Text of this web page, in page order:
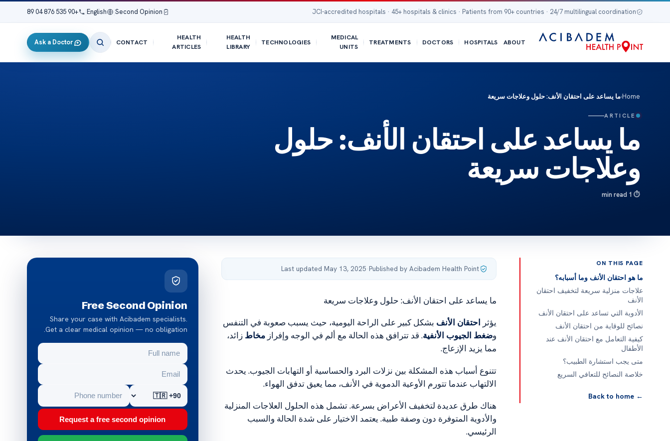
JCI-accredited hospitals · 45+ hospitals & clinics · Patients from 90+ countries · 24/7 multilingual coordination
Second Opinion
English
+90 535 876 04 89
ABOUT
HOSPITALS
DOCTORS
TREATMENTS
MEDICAL
UNITS
TECHNOLOGIES
HEALTH
LIBRARY
HEALTH
ARTICLES
CONTACT
Ask a Doctor
Home
›ما يساعد على احتقان الأنف: حلول وعلاجات سريعة
ARTICLE
ما يساعد على احتقان الأنف: حلول
وعلاجات سريعة
1 min read
ON THIS PAGE
ما هو احتقان الأنف وما أسبابه؟
علاجات منزلية سريعة لتخفيف احتقان
الأنف
الأدوية التي تساعد على احتقان الأنف
نصائح للوقاية من احتقان الأنف
كيفية التعامل مع احتقان الأنف عند
الأطفال
متى يجب استشارة الطبيب؟
خلاصة النصائح للتعافي السريع
← Back to home
Published by Acibadem Health Point
·
Last updated May 13, 2025
ما يساعد على احتقان الأنف: حلول وعلاجات سريعة
يؤثر احتقان الأنف بشكل كبير على الراحة اليومية، حيث يسبب صعوبة في التنفس
وضغط الجيوب الأنفية. قد تترافق هذه الحالة مع ألم في الوجه وإفراز مخاط زائد،
مما يزيد الإزعاج.
تتنوع أسباب هذه المشكلة بين نزلات البرد والحساسية أو التهابات الجيوب. يحدث
الالتهاب عندما تتورم الأوعية الدموية في الأنف، مما يعيق تدفق الهواء.
هناك طرق عديدة لتخفيف الأعراض بسرعة. تشمل هذه الحلول العلاجات المنزلية
والأدوية المتوفرة دون وصفة طبية. يعتمد الاختيار على شدة الحالة والسبب
الرئيسي.
Free Second Opinion
Share your case with Acibadem specialists.
Get a clear medical opinion — no obligation.
Request a free second opinion